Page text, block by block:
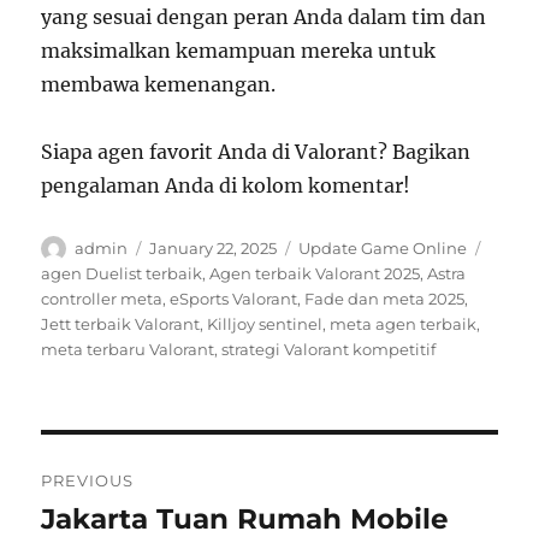
yang sesuai dengan peran Anda dalam tim dan
maksimalkan kemampuan mereka untuk
membawa kemenangan.
Siapa agen favorit Anda di Valorant? Bagikan
pengalaman Anda di kolom komentar!
Author
admin
Posted
on
January 22, 2025 Categories
Update Game Online
agen Duelist terbaik,Agen terbaik Valorant 2025,Astra
controller meta,eSports Valorant, Fade dan meta 2025,
Jett terbaik Valorant, Killjoy sentinel, meta agen terbaik,
meta terbaru Valorant,strategi Valorant kompetitif
navigation
PREVIOUS
Previous
Jakarta Tuan Rumah Mobile